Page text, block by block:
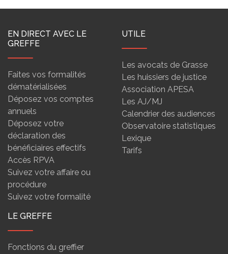
EN DIRECT AVEC LE
GREFFE
Faites vos formalités
dématérialisées
Déposez vos comptes
annuels
Déposez votre
déclaration des
bénéficiaires effectifs
Accès RPVA
Suivez votre affaire ou
procédure
Suivez votre formalité
UTILE
Les avocats de Grasse
Les huissiers de justice
Association APESA
Les AJ/MJ
Calendrier des audiences
Observatoire statistiques
Lexique
Tarifs
LE GREFFE
Fonctions du greffier